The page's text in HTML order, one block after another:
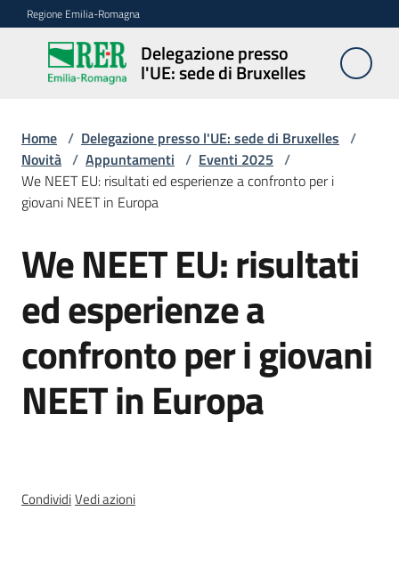
Vai al contenuto
Vai alla navigazione
Vai al footer
Regione Emilia-Romagna
Delegazione presso
l'UE: sede di Bruxelles
Delegazione
presso l'UE:
Bruxelles
Novità
Ambiti
Opportunità
Chi
Home / Delegazione presso l'UE: sede di Bruxelles /
Novità / Appuntamenti / Eventi 2025 /
We NEET EU: risultati ed esperienze a confronto per i
giovani NEET in Europa
Salta al contenuto
We NEET EU: risultati
ed esperienze a
confronto per i giovani
NEET in Europa
CondividiVedi azioni